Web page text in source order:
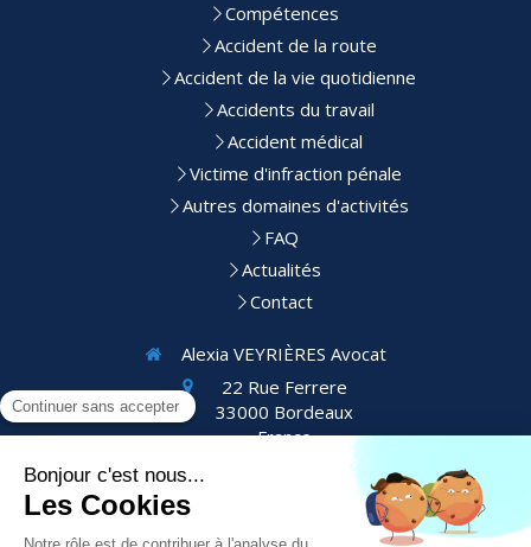
Compétences
Accident de la route
Accident de la vie quotidienne
Accidents du travail
Accident médical
Victime d'infraction pénale
Autres domaines d'activités
FAQ
Actualités
Contact
Alexia VEYRIÈRES Avocat
22 Rue Ferrere
33000 Bordeaux
France